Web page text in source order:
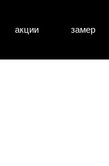
акции замер